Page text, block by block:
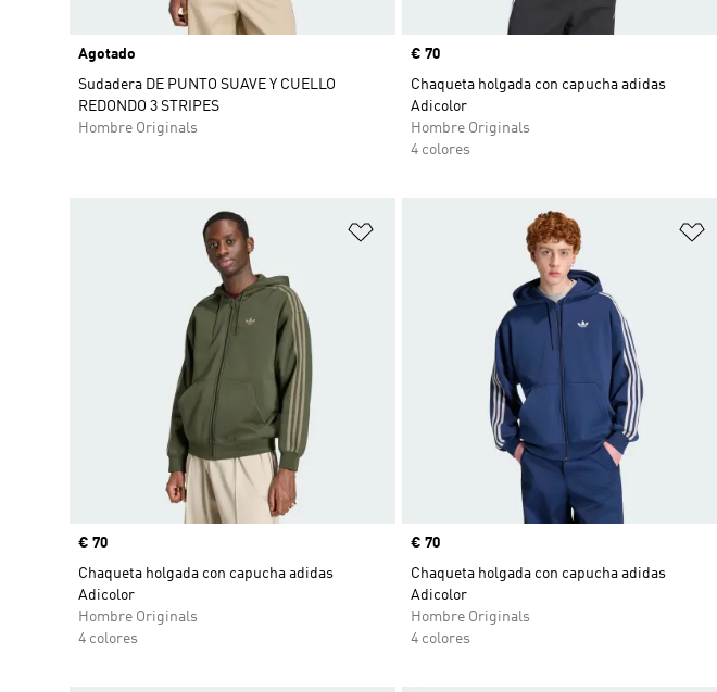
Agotado
Sudadera DE PUNTO SUAVE Y CUELLO
REDONDO 3 STRIPES
Hombre Originals
Precio
€ 70
Chaqueta holgada con capucha adidas
Adicolor
Hombre Originals
4 colores
Añadir a la lista de deseos
Precio
€ 70
Chaqueta holgada con capucha adidas
Adicolor
Hombre Originals
4 colores
Precio
€ 70
Chaqueta holgada con capucha adidas
Adicolor
Hombre Originals
4 colores